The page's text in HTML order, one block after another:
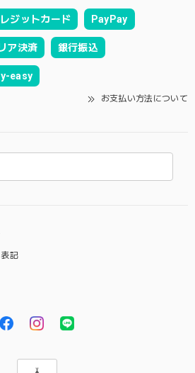
ジットカード PayPay
ア決済 銀行振込
easy
お支払い方法について
記